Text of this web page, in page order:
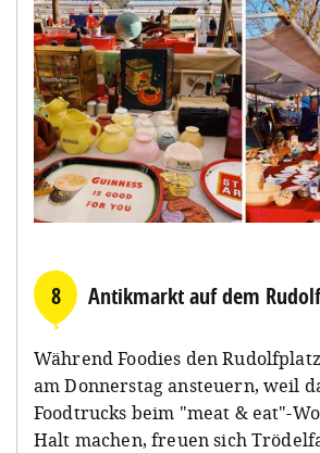
8 Antikmarkt auf dem
Während Foodies den
am Donnerstag ansteuern, weil
Foodtrucks beim "meat & eat"-
Halt machen, freuen sich